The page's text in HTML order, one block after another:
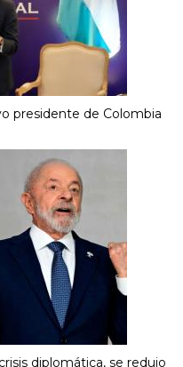
presidente de Colombia
diplomática, se redujo